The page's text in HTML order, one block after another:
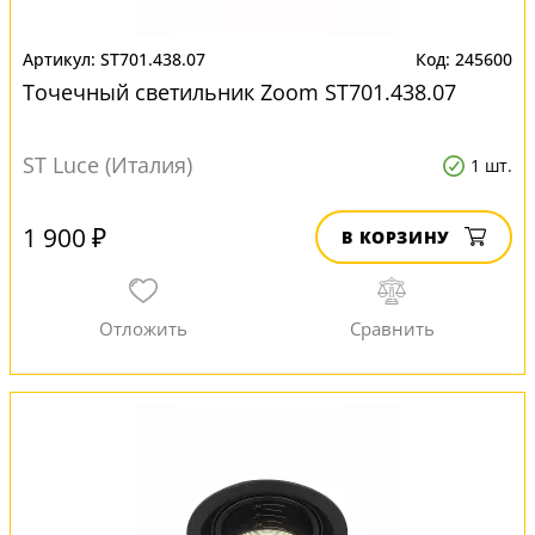
ST701.438.07 245600
Точечный светильник Zoom ST701.438.07
ST Luce (Италия) 1 шт.
1 900 ₽ В КОРЗИНУ